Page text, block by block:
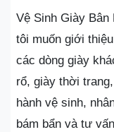
Vệ Sinh Giày Bân
tôi muốn giới
các dòng giày
rổ, giày thời
hành vệ sinh,
bám bẩn và tư